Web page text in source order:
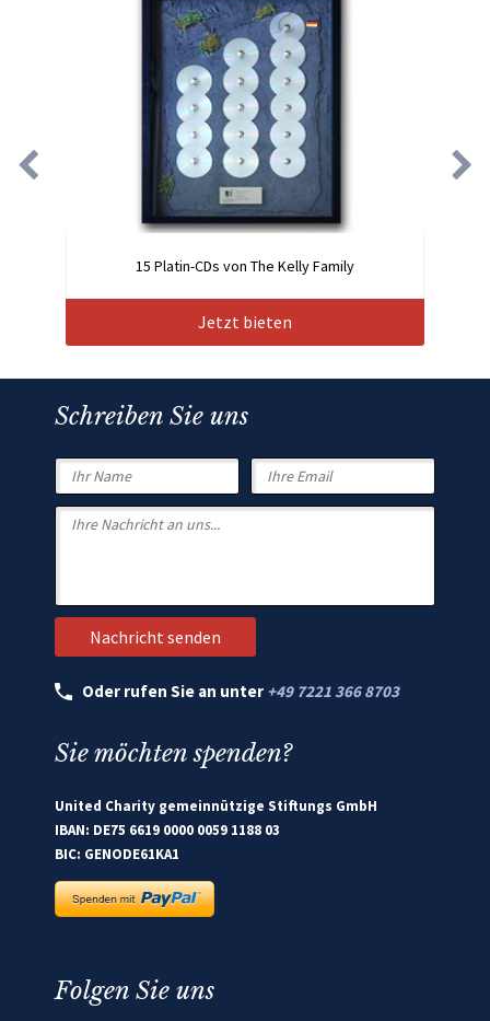
15 Platin-CDs von The Kelly Family
Jetzt bieten
Schreiben Sie uns
Oder rufen Sie an unter +49 7221 366 8703
Sie möchten spenden?
United Charity gemeinnützige Stiftungs GmbH
IBAN: DE75 6619 0000 0059 1188 03
BIC: GENODE61KA1
Folgen Sie uns